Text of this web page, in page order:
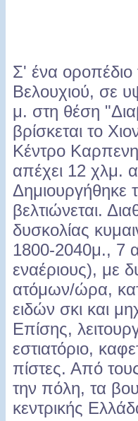
Σ' ένα οροπέδιο
Βελουχιού, σε
μ. στη θέση
βρίσκεται το
Κέντρο
απέχει 12 χλμ.
Δημιουργήθηκε
βελτιώνεται.
δυσκολίας
1800-2040μ., 7
εναέριους), με
ατόμων/ώρα,
ειδών σκι και
Επίσης,
εστιατόριο,
πίστες. Από
την πόλη, τα
κεντρικής